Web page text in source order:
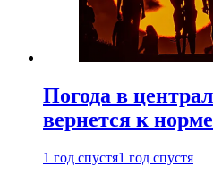
Погода в
вернется к
1 год спустя1 год спустя